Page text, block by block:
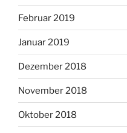
Februar 2019
Januar 2019
Dezember 2018
November 2018
Oktober 2018